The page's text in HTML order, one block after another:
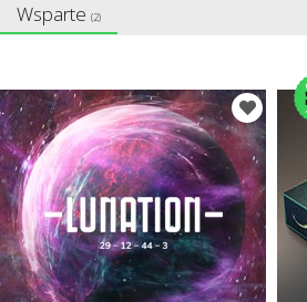
Wsparte (2)